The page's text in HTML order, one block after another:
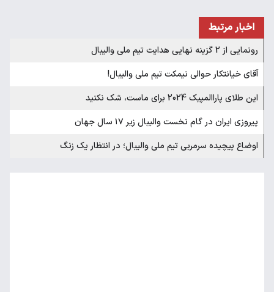
اخبار مرتبط
رونمایی از 2 گزینه نهایی هدایت تیم ملی والیبال
آقای خیانتکار حوالی نیمکت تیم ملی والیبال!
این طلای پاراالمپیک 2024 برای ماست، شک نکنید
پیروزی ایران در گام نخست والیبال زیر ۱۷ سال جهان
اوضاع پیچیده سرمربی تیم ملی والیبال؛ در انتظار یک زنگ